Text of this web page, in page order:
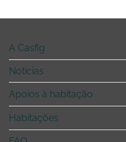
A Casfig
Notícias
Apoios à habitação
Habitações